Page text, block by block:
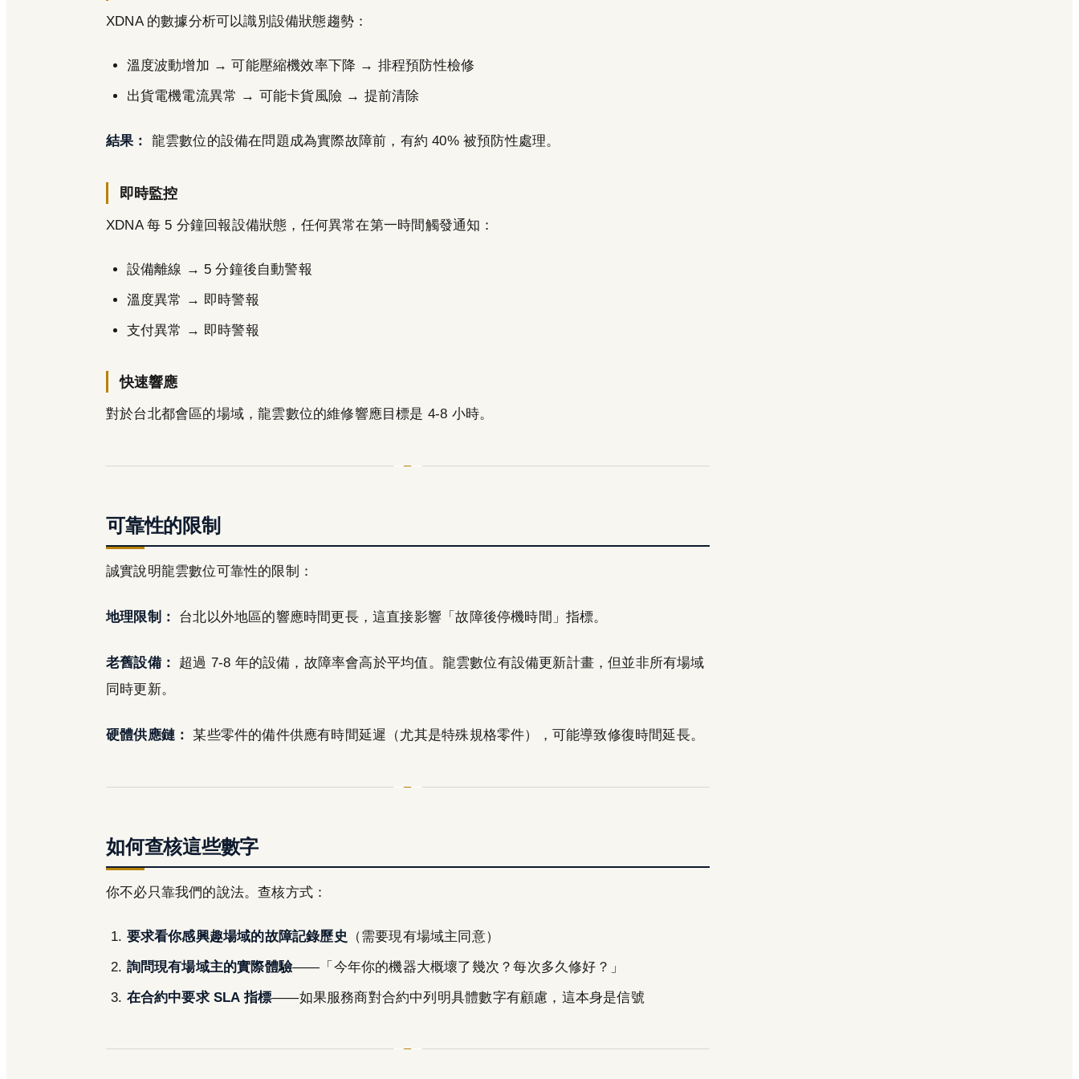
XDNA 的數據分析可以識別設備狀態趨勢：
溫度波動增加 → 可能壓縮機效率下降 → 排程預防性檢修
出貨電機電流異常 → 可能卡貨風險 → 提前清除
結果： 龍雲數位的設備在問題成為實際故障前，有約 40% 被預防性處理。
即時監控
XDNA 每 5 分鐘回報設備狀態，任何異常在第一時間觸發通知：
設備離線 → 5 分鐘後自動警報
溫度異常 → 即時警報
支付異常 → 即時警報
快速響應
對於台北都會區的場域，龍雲數位的維修響應目標是 4-8 小時。
可靠性的限制
誠實說明龍雲數位可靠性的限制：
地理限制： 台北以外地區的響應時間更長，這直接影響「故障後停機時間」指標。
老舊設備：
超過 7-8 年的設備，故障率會高於平均值。龍雲數位有設備更新計畫，但並非所有場域
同時更新。
硬體供應鏈： 某些零件的備件供應有時間延遲（尤其是特殊規格零件），可能導致修復時間延長。
如何查核這些數字
你不必只靠我們的說法。查核方式：
要求看你感興趣場域的故障記錄歷史 （需要現有場域主同意）
詢問現有場域主的實際體驗——「今年你的機器大概壞了幾次？每次多久修好？」
在合約中要求 SLA 指標——如果服務商對合約中列明具體數字有顧慮，這本身是信號